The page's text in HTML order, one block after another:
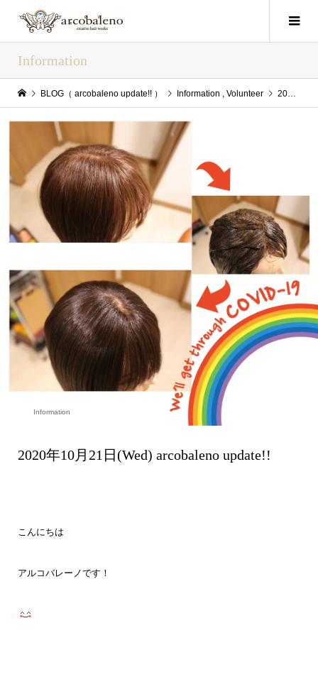
Information
BLOG（ arcobaleno update!! ） Information , Volunteer 2020年10月21日(Wed) arcobaleno update!!
Information
2020年10月21日(Wed) arcobaleno update!!
こんにちは
アルコバレーノです！